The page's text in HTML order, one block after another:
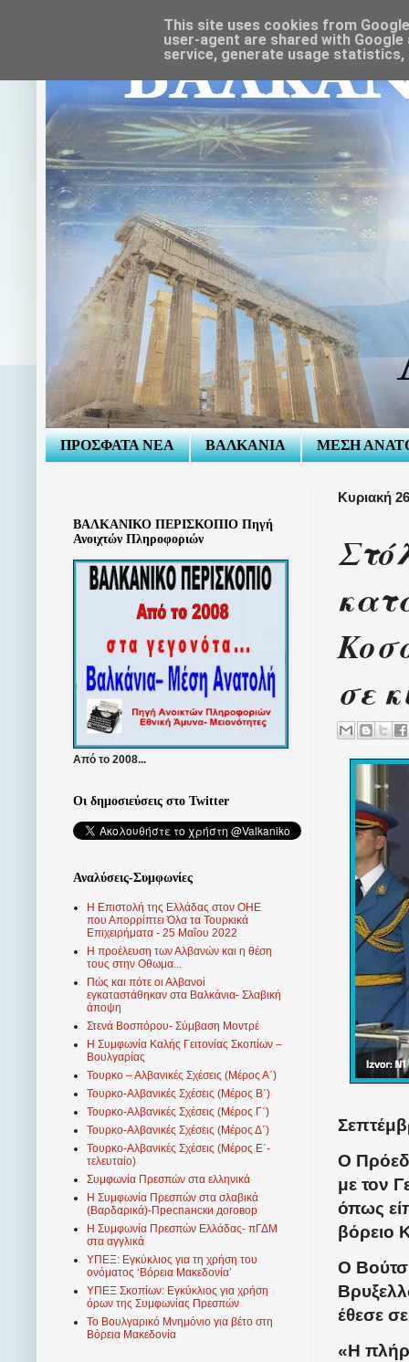
ΠΡΟΣΦΑΤΑ ΝΕΑ ΒΑΛΚΑΝΙΑ ΜΕΣΗ
Κυριακή
σε
Ο
με τον
όπως
βόρειο
Ο
έθεσε
«Η
ΒΑΛΚΑΝΙΚΟ ΠΕΡΙΣΚΟΠΙΟ Πηγή
Ανοιχτών Πληροφοριών
Από το 2008...
Οι δημοσιεύσεις στο Twitter
Αναλύσεις-Συμφωνίες
Η Επιστολή της Ελλάδας στον ΟΗΕ
που Απορρίπτει Όλα τα Τουρκικά
Επιχειρήματα - 25 Μαΐου 2022
Η προέλευση των Αλβανών και η θέση
τους στην Οθωμα...
Πώς και πότε οι Αλβανοί
εγκαταστάθηκαν στα Βαλκάνια- Σλαβική
άποψη
Στενά Βοσπόρου- Σύμβαση Μοντρέ
Η Συμφωνία Καλής Γειτονίας Σκοπίων –
Βουλγαρίας
Τουρκο – Αλβανικές Σχέσεις (Mέρος Α΄)
Τουρκο-Αλβανικές Σχέσεις (Μέρος Β΄)
Τουρκο-Αλβανικές Σχέσεις (Μέρος Γ΄)
Τουρκο-Αλβανικές Σχέσεις (Μέρος Δ΄)
Τουρκο-Αλβανικές Σχέσεις (Μέρος Ε΄-
τελευταίο)
Συμφωνία Πρεσπών στα ελληνικά
Η Συμφωνία Πρεσπών στα σλαβικά
(Βαρδαρικά)-Преспански договор
Η Συμφωνία Πρεσπών Ελλάδας- πΓΔΜ
στα αγγλικά
ΥΠΕΞ: Εγκύκλιος για τη χρήση του
ονόματος ‘Βόρεια Μακεδονία’
ΥΠΕΞ Σκοπίων: Εγκύκλιος για χρήση
όρων της Συμφωνίας Πρεσπών
Το Βουλγαρικό Μνημόνιο για βέτο στη
Βόρεια Μακεδονία
This site uses cookies from
user-agent are shared with
service, generate usage statistics,